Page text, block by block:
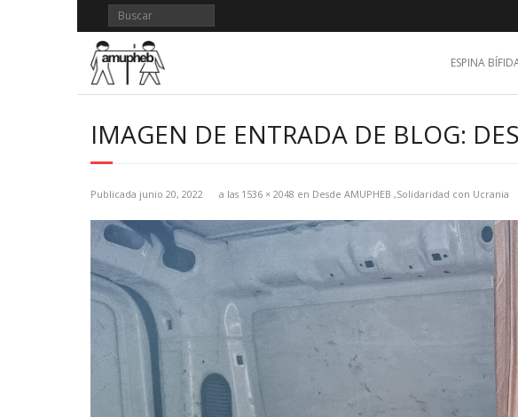
contenido
ESPINA
IMAGEN DE ENTRADA DE BLOG:
Publicada junio 20, 2022 a las 1536 × 2048 en Desde AMUPHEB ,Solidaridad con Ucrania